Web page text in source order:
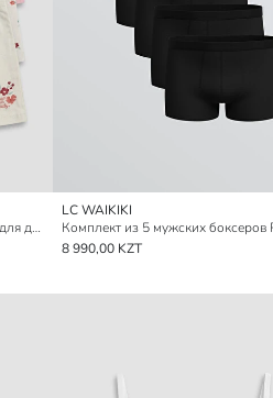
Комплект из 3-х трусов-боксеров для девочек
LC WAIKIKI
8 990,00 KZT